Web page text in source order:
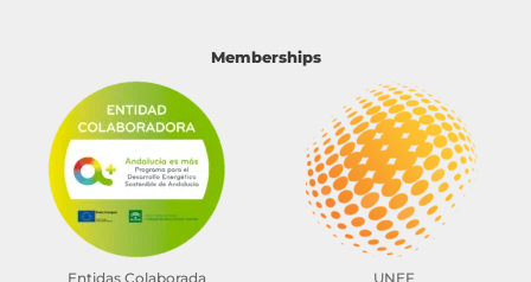
Memberships
Entidas Colaborada UNEF